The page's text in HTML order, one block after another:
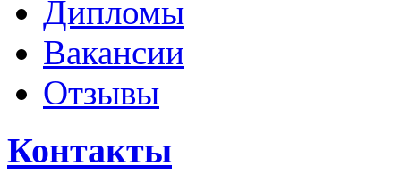
Дипломы
Вакансии
Отзывы
Контакты